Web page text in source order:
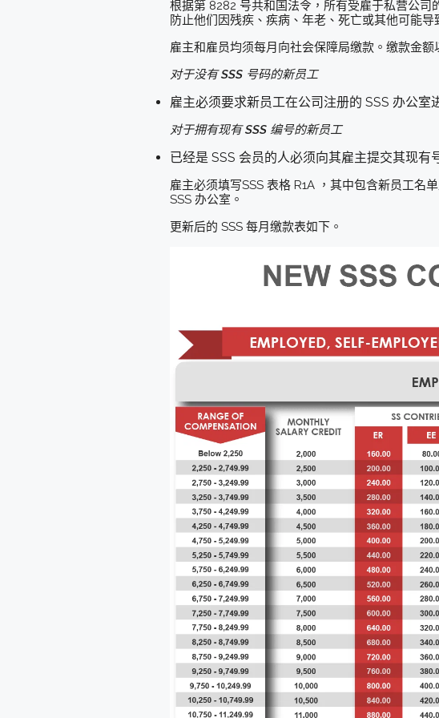
根据第 8282 号共和国法令，所有受雇于私营公司
防止他们因残疾、疾病、年老、死亡或其他可能
雇主和雇员均须每月向社会保障局缴款。缴款金
对于没有 SSS 号码的新员工
雇主必须要求新员工在公司注册的 SSS 办公
对于拥有现有 SSS 编号的新员工
已经是 SSS 会员的人必须向其雇主提交其现有
雇主必须填写SSS 表格 R1A ，其中包含新员工名
SSS 办公室。
更新后的 SSS 每月缴款表如下。